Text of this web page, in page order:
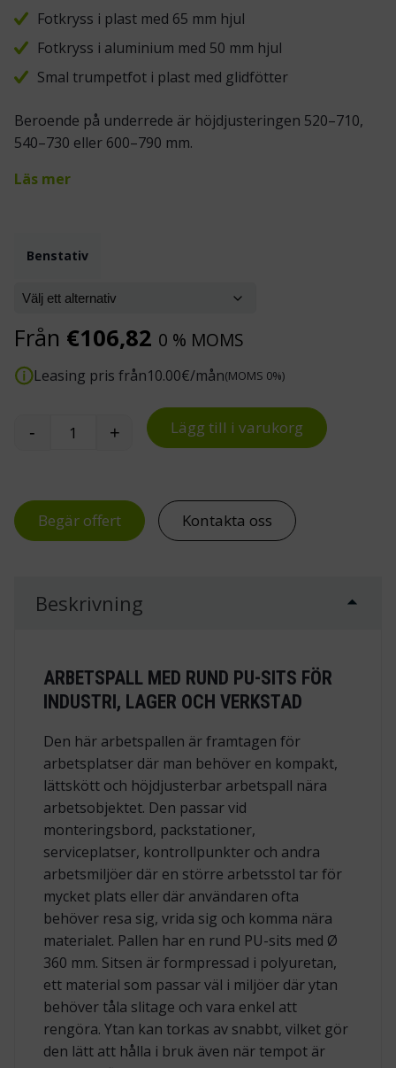
Fotkryss i plast med 65 mm hjul
Fotkryss i aluminium med 50 mm hjul
Smal trumpetfot i plast med glidfötter
Beroende på underrede är höjdjusteringen 520–710,
540–730 eller 600–790 mm.
Läs mer
Benstativ
Från €106,82 0 % MOMS
Leasing pris från10.00€/mån(MOMS 0%)
Arbetspall med rund PU-sits och valbart
- + Lägg till i varukorg
Begär offert Kontakta oss
Beskrivning
ARBETSPALL MED RUND PU-SITS FÖR
INDUSTRI, LAGER OCH VERKSTAD
Den här arbetspallen är framtagen för
arbetsplatser där man behöver en kompakt,
lättskött och höjdjusterbar arbetspall nära
arbetsobjektet. Den passar vid
monteringsbord, packstationer,
serviceplatser, kontrollpunkter och andra
arbetsmiljöer där en större arbetsstol tar för
mycket plats eller där användaren ofta
behöver resa sig, vrida sig och komma nära
materialet. Pallen har en rund PU-sits med Ø
360 mm. Sitsen är formpressad i polyuretan,
ett material som passar väl i miljöer där ytan
behöver tåla slitage och vara enkel att
rengöra. Ytan kan torkas av snabbt, vilket gör
den lätt att hålla i bruk även när tempot är